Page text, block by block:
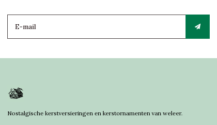
Nostalgische kerstversieringen en kerstornamenten van weleer.